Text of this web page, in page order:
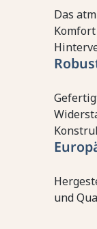
Das
und